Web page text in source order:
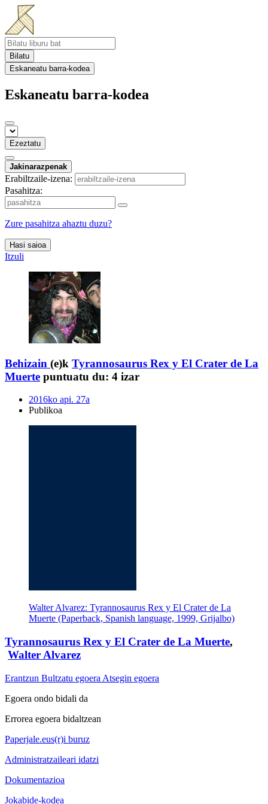
Bilatu
Eskaneatu barra-kodea
Eskaneatu barra-kodea
Ezeztatu
Jakinarazpenak
Erabiltzaile-izena:
Pasahitza:
Zure pasahitza ahaztu duzu?
Hasi saioa
Itzuli
Behizain (e)k Tyrannosaurus Rex y El Crater de La
Muerte puntuatu du: 4 izar
2016ko api. 27a
Publikoa
Walter Alvarez: Tyrannosaurus Rex y El Crater de La
Muerte (Paperback, Spanish language, 1999, Grijalbo)
Tyrannosaurus Rex y El Crater de La Muerte,
Walter Alvarez
Erantzun Bultzatu egoera Atsegin egoera
Egoera ondo bidali da
Errorea egoera bidaltzean
Paperjale.eus(r)i buruz
Administratzaileari idatzi
Dokumentazioa
Jokabide-kodea